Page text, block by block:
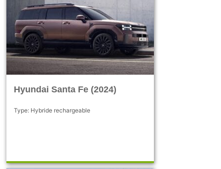
Hyundai Santa Fe (2024)
Type: Hybride rechargeable